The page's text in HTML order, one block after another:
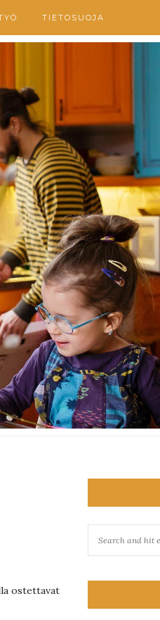
TIETOSUOJA
ostettavat